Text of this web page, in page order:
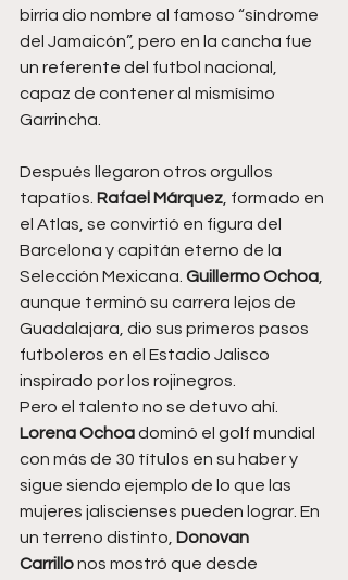
birria dio nombre al famoso “síndrome
del Jamaicón”, pero en la cancha fue
un referente del futbol nacional,
capaz de contener al mismísimo
Garrincha.
Después llegaron otros orgullos
tapatíos. Rafael Márquez, formado en
el Atlas, se convirtió en figura del
Barcelona y capitán eterno de la
Selección Mexicana. Guillermo Ochoa,
aunque terminó su carrera lejos de
Guadalajara, dio sus primeros pasos
futboleros en el Estadio Jalisco
inspirado por los rojinegros.
Pero el talento no se detuvo ahí.
Lorena Ochoa dominó el golf mundial
con más de 30 títulos en su haber y
sigue siendo ejemplo de lo que las
mujeres jaliscienses pueden lograr. En
un terreno distinto, Donovan
Carrillo nos mostró que desde